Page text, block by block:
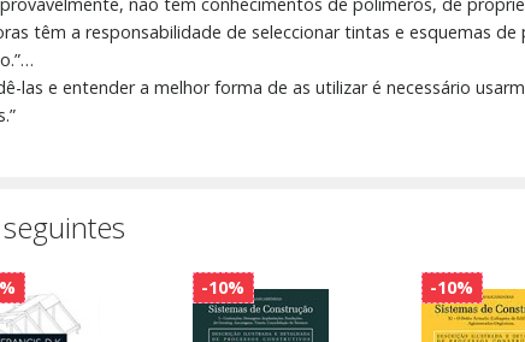
têm a responsabilidade de seleccionar tintas e esquemas
las e entender a melhor forma de as utilizar é necessário
-10% -10%